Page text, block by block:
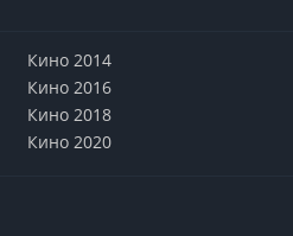
Кино 2014
Кино 2016
Кино 2018
Кино 2020